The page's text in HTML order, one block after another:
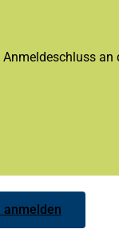
an
anmelden